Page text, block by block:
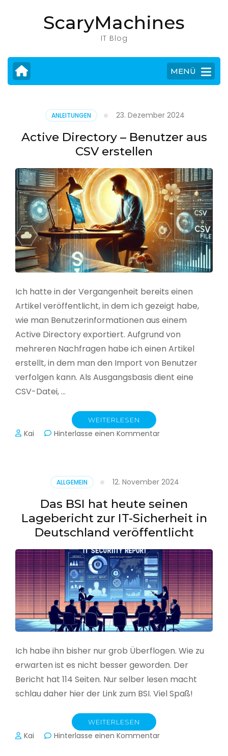
drücken)
ScaryMachines
IT Blog
MENÜ
ANLEITUNGEN 23. Dezember 2024
Active Directory – Benutzer aus
CSV erstellen
Ich hatte in der Vergangenheit bereits einen
Artikel veröffentlicht, in dem ich gezeigt habe,
wie man Benutzerinformationen aus einem
Active Directory exportiert. Aufgrund von
mehreren Nachfragen habe ich einen Artikel
erstellt, in dem man den Import von Benutzer
verfolgen kann. Als Ausgangsbasis dient eine
CSV-Datei, …
WEITERLESEN
Kai Hinterlasse einen Kommentarzu
aus
CSV
erstellen
ALLGEMEIN 12. November 2024
Das BSI hat heute seinen
Lagebericht zur IT-Sicherheit in
Deutschland veröffentlicht
Ich habe ihn bisher nur grob Überflogen. Wie zu
erwarten ist es nicht besser geworden. Der
Bericht hat 114 Seiten. Nur selber lesen macht
schlau daher hier der Link zum BSI. Viel Spaß!
WEITERLESEN
Kai Hinterlasse einen Kommentarzu